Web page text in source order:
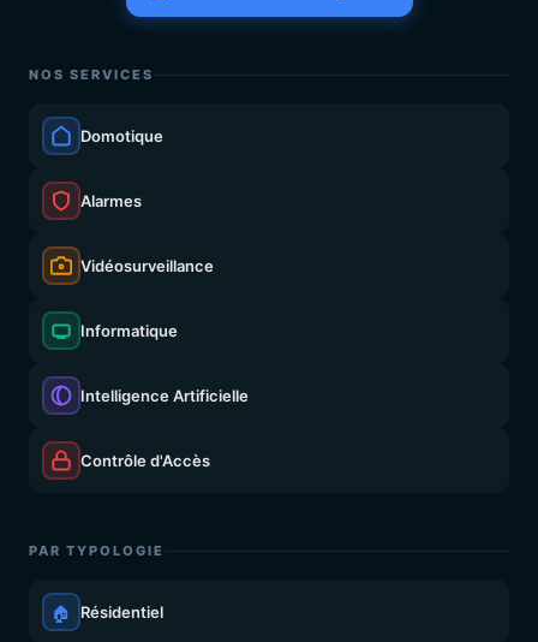
NOS SERVICES
Domotique
Alarmes
Vidéosurveillance
Informatique
Intelligence Artificielle
Contrôle d'Accès
PAR TYPOLOGIE
🏠 Résidentiel